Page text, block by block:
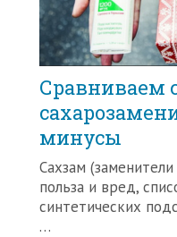
Сравниваем
минусы
Сахзам
польза и вред,
синтетических
…